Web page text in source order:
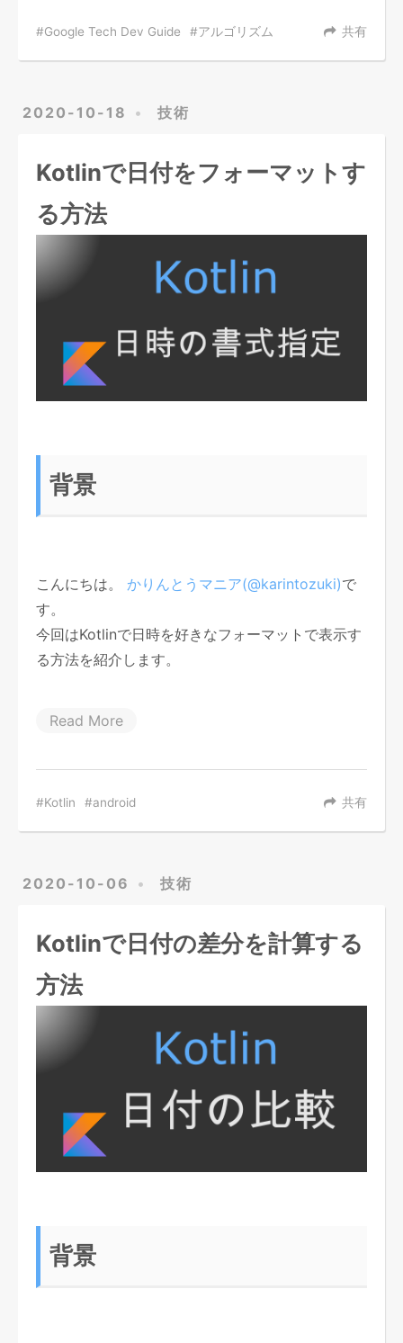
共有
Google Tech Dev Guide アルゴリズム
2020-10-18 技術
Kotlinで日付をフォーマットす
る方法
背景
こんにちは。 かりんとうマニア(@karintozuki)で
す。
今回はKotlinで日時を好きなフォーマットで表示す
る方法を紹介します。
Read More
共有
Kotlin android
2020-10-06 技術
Kotlinで日付の差分を計算する
方法
背景